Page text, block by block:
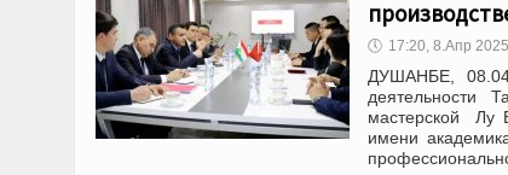
🕔 17:20, 8.Апр 2025
ДУШАНБЕ,
деятельности
мастерской Лу
имени